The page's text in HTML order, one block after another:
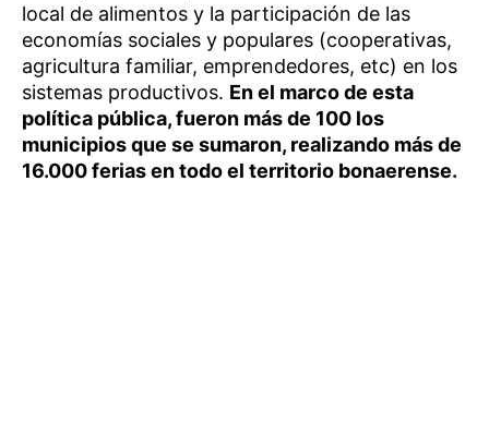
local de alimentos y la participación de las
economías sociales y populares (cooperativas,
agricultura familiar, emprendedores, etc) en los
sistemas productivos. En el marco de esta
política pública, fueron más de 100 los
municipios que se sumaron, realizando más de
16.000 ferias en todo el territorio bonaerense.